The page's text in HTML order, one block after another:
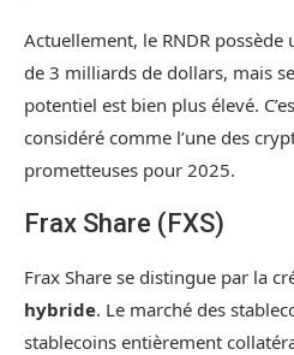
Actuellement, le RNDR
de 3 milliards de dollars, mais
potentiel est bien plus élevé.
considéré comme l’une des
prometteuses pour 2025.
Frax Share (FXS)
Frax Share se distingue par la
hybride. Le marché des
stablecoins entièrement